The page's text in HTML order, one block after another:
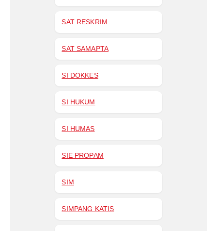
SAT RESKRIM
SAT SAMAPTA
SI DOKKES
SI HUKUM
SI HUMAS
SIE PROPAM
SIM
SIMPANG KATIS